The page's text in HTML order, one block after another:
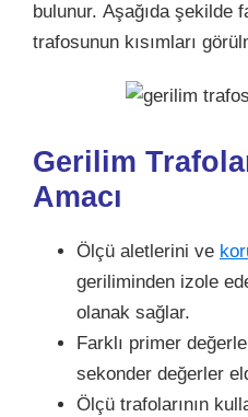
bulunur. Aşağıda şekilde
trafosunun kısımları
Gerilim
Amacı
Ölçü aletlerini ve
geriliminden izole
olanak sağlar.
Farklı primer
sekonder değerler
Ölçü trafolarının